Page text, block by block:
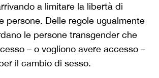
a limitare la libertà di
persone. Delle regole ugualmente
le persone transgender che
– o vogliono avere accesso –
il cambio di sesso.